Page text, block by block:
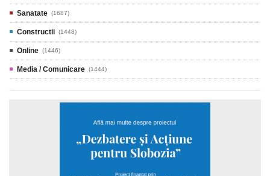
Sanatate (1687)
Constructii (1448)
Online (1446)
Media / Comunicare (1444)